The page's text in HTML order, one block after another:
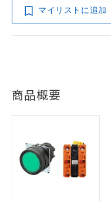
マイリストに追加
商品概要